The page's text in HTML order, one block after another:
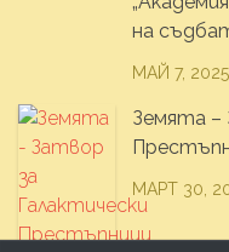
на
МАЙ 7, 2025
Земята –
МАРТ 30,